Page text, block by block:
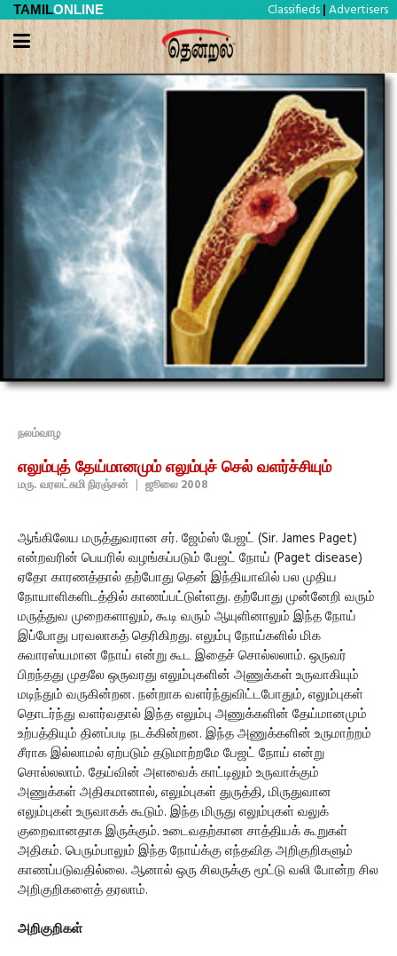
TAMILONLINE Classifieds | Advertisers
நலம்வாழ
எலும்புத் தேய்மானமும் எலும்புச் செல் வளர்ச்சியும்
மரு. வரலட்சுமி நிரஞ்சன் | ஜூலை 2008
ஆங்கிலேய மருத்துவரான சர். ஜேம்ஸ் பேஜட் (Sir. James Paget)
என்றவரின் பெயரில் வழங்கப்படும் பேஜட் நோய் (Paget disease)
ஏதோ காரணத்தால் தற்போது தென் இந்தியாவில் பல முதிய
நோயாளிகளிடத்தில் காணப்பட்டுள்ளது. தற்போது முன்னேறி வரும்
மருத்துவ முறைகளாலும், கூடி வரும் ஆயுளினாலும் இந்த நோய்
இப்போது பரவலாகத் தெரிகிறது. எலும்பு நோய்களில் மிக
சுவாரஸ்யமான நோய் என்று கூட இதைச் சொல்லலாம். ஒருவர்
பிறந்தது முதலே ஒருவரது எலும்புகளின் அணுக்கள் உருவாகியும்
மடிந்தும் வருகின்றன. நன்றாக வளர்ந்துவிட்டபோதும், எலும்புகள்
தொடர்ந்து வளர்வதால் இந்த எலும்பு அணுக்களின் தேய்மானமும்
உற்பத்தியும் தினப்படி நடக்கின்றன. இந்த அணுக்களின் உருமாற்றம்
சீராக இல்லாமல் ஏற்படும் தடுமாற்றமே பேஜட் நோய் என்று
சொல்லலாம். தேய்வின் அளவைக் காட்டிலும் உருவாக்கும்
அணுக்கள் அதிகமானால், எலும்புகள் துருத்தி, மிருதுவான
எலும்புகள் உருவாகக் கூடும். இந்த மிருது எலும்புகள் வலுக்
குறைவானதாக இருக்கும். உடைவதற்கான சாத்தியக் கூறுகள்
அதிகம். பெரும்பாலும் இந்த நோய்க்கு எந்தவித அறிகுறிகளும்
காணப்படுவதில்லை. ஆனால் ஒரு சிலருக்கு மூட்டு வலி போன்ற சில
அறிகுறிகளைத் தரலாம்.
அறிகுறிகள்